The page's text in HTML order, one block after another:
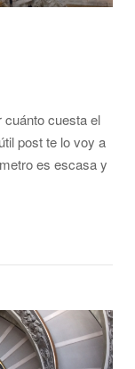
cuesta el
post te lo voy a
es escasa y